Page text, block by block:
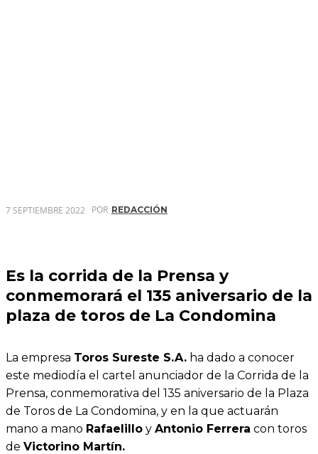
7 SEPTIEMBRE 2022 POR REDACCIÓN
Es la corrida de la Prensa y
conmemorará el 135 aniversario de la
plaza de toros de La Condomina
La empresa Toros Sureste S.A. ha dado a conocer
este mediodía el cartel anunciador de la Corrida de la
Prensa, conmemorativa del 135 aniversario de la Plaza
de Toros de La Condomina, y en la que actuarán
mano a mano Rafaelillo y Antonio Ferrera con toros
de Victorino Martín.